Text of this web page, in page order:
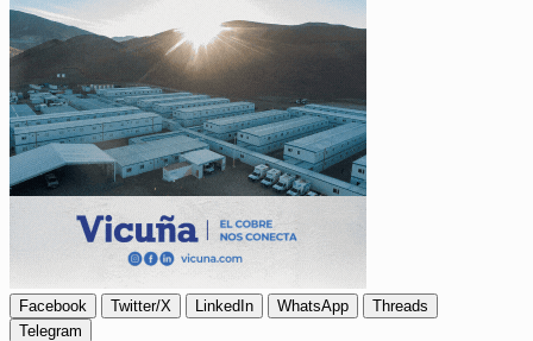
Facebook Twitter/X LinkedIn WhatsApp
Threads
Telegram